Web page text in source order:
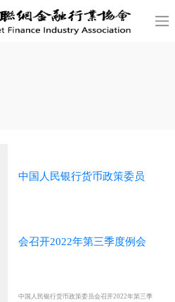
中国人民银行货币政策委员
会召开2022年第三季度例会
中国人民银行货币政策委员会召开2022年第三季